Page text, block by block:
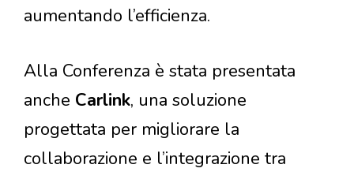
aumentando l’efficienza.
Alla Conferenza è stata presentata
anche Carlink, una soluzione
progettata per migliorare la
collaborazione e l’integrazione tra